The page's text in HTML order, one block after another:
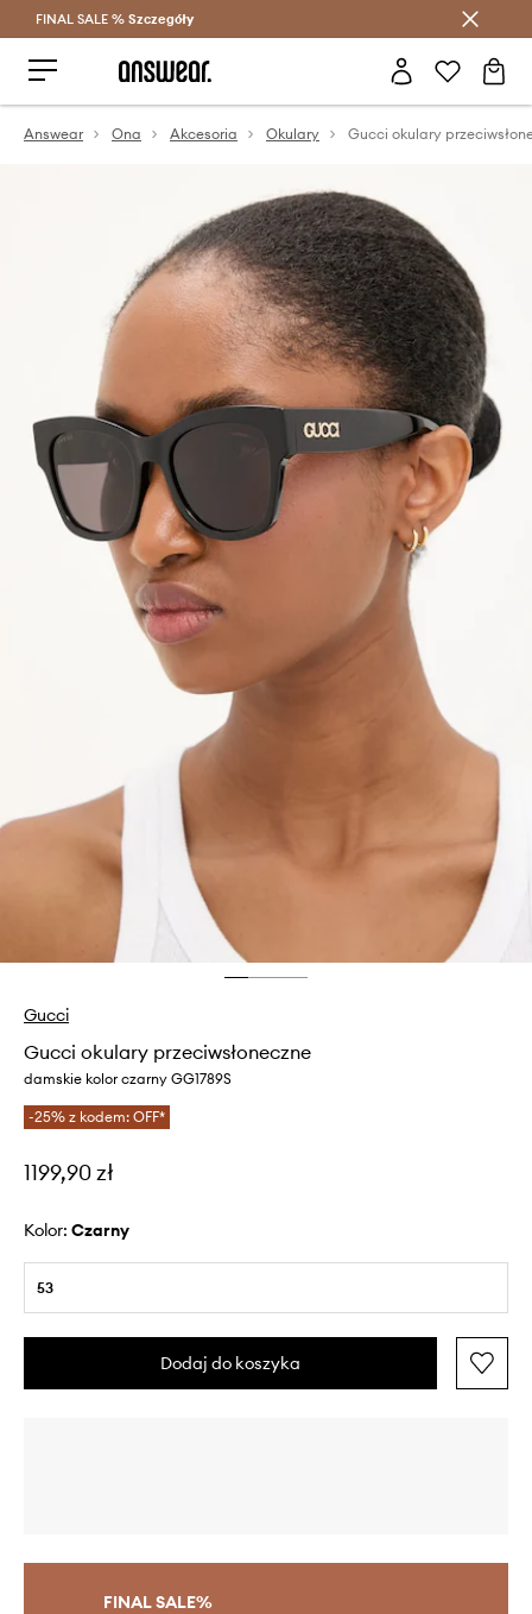
Oszczędzaj z Answear Club >
FINAL SALE % Szczegóły
Answear Ona Akcesoria Okulary Gucci okulary
Gucci
Gucci okulary przeciwsłoneczne
damskie kolor czarny GG1789S
-25% z kodem: OFF*
1199,90 zł
Kolor: czarny
53
Dodaj do koszyka
FINAL SALE%